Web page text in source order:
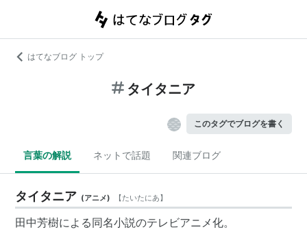
はてなブログ トップ
タイタニア
このタグでブログを書く
言葉の解説 ネットで話題 関連ブログ
タイタニア (アニメ) 【たいたにあ】
田中芳樹による同名小説のテレビアニメ化。